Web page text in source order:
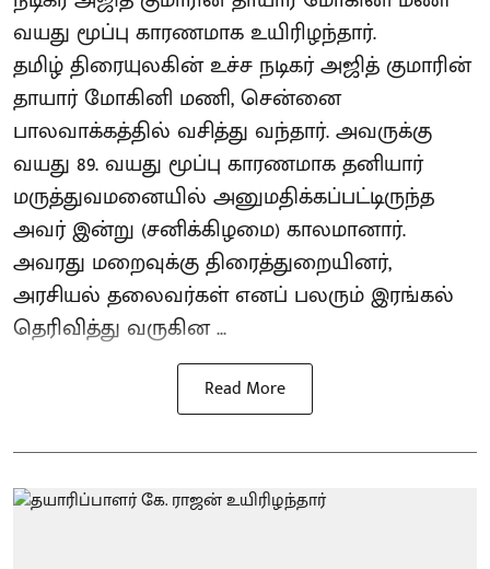
வயது மூப்பு காரணமாக உயிரிழந்தார்.
தமிழ் திரையுலகின் உச்ச நடிகர் அஜித் குமாரின்
தாயார் மோகினி மணி, சென்னை
பாலவாக்கத்தில் வசித்து வந்தார். அவருக்கு
வயது 89. வயது மூப்பு காரணமாக தனியார்
மருத்துவமனையில் அனுமதிக்கப்பட்டிருந்த
அவர் இன்று (சனிக்கிழமை) காலமானார்.
அவரது மறைவுக்கு திரைத்துறையினர்,
அரசியல் தலைவர்கள் எனப் பலரும் இரங்கல்
தெரிவித்து வருகின ...
Read More